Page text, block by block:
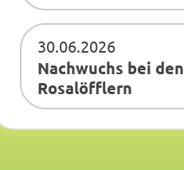
30.06.2026
Nachwuchs bei den
Rosalöfflern